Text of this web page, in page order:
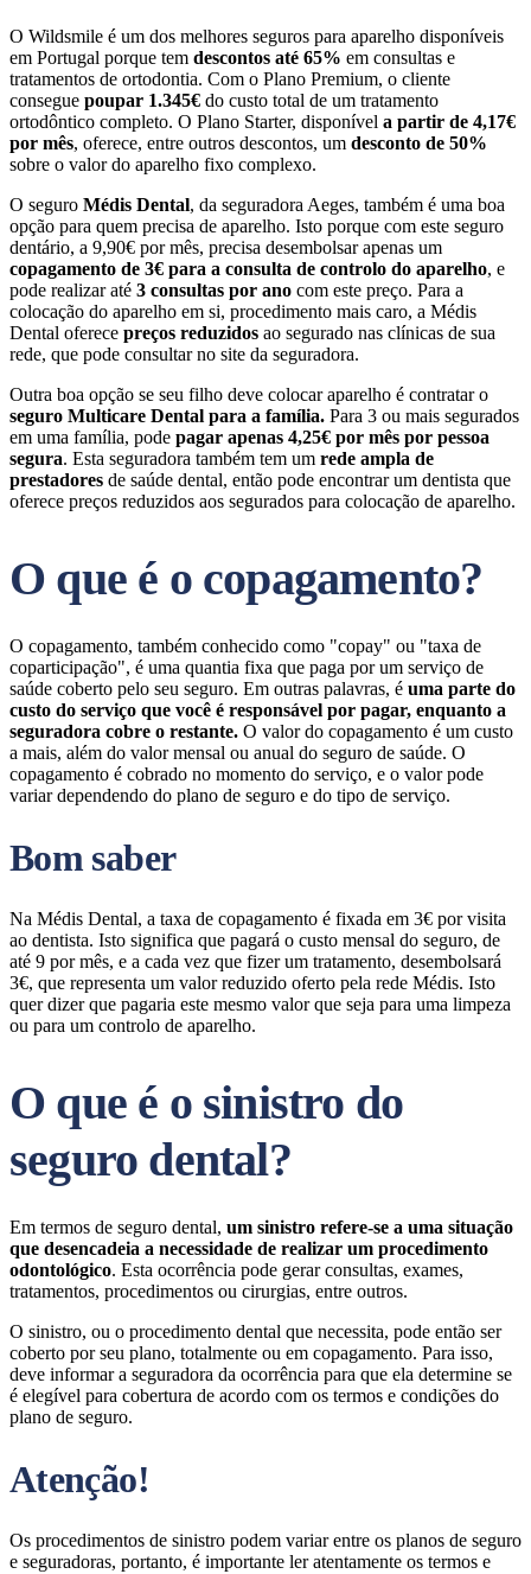
O Wildsmile é um dos melhores seguros para aparelho disponíveis
em Portugal porque tem descontos até 65% em consultas e
tratamentos de ortodontia. Com o Plano Premium, o cliente
consegue poupar 1.345€ do custo total de um tratamento
ortodôntico completo. O Plano Starter, disponível a partir de 4,17€
por mês, oferece, entre outros descontos, um desconto de 50%
sobre o valor do aparelho fixo complexo.
O seguro Médis Dental, da seguradora Aeges, também é uma boa
opção para quem precisa de aparelho. Isto porque com este seguro
dentário, a 9,90€ por mês, precisa desembolsar apenas um
copagamento de 3€ para a consulta de controlo do aparelho, e
pode realizar até 3 consultas por ano com este preço. Para a
colocação do aparelho em si, procedimento mais caro, a Médis
Dental oferece preços reduzidos ao segurado nas clínicas de sua
rede, que pode consultar no site da seguradora.
Outra boa opção se seu filho deve colocar aparelho é contratar o
seguro Multicare Dental para a família. Para 3 ou mais segurados
em uma família, pode pagar apenas 4,25€ por mês por pessoa
segura. Esta seguradora também tem um rede ampla de
prestadores de saúde dental, então pode encontrar um dentista que
oferece preços reduzidos aos segurados para colocação de aparelho.
O que é o copagamento?
O copagamento, também conhecido como "copay" ou "taxa de
coparticipação", é uma quantia fixa que paga por um serviço de
saúde coberto pelo seu seguro. Em outras palavras, é uma parte do
custo do serviço que você é responsável por pagar, enquanto a
seguradora cobre o restante. O valor do copagamento é um custo
a mais, além do valor mensal ou anual do seguro de saúde. O
copagamento é cobrado no momento do serviço, e o valor pode
variar dependendo do plano de seguro e do tipo de serviço.
Bom saber
Na Médis Dental, a taxa de copagamento é fixada em 3€ por visita
ao dentista. Isto significa que pagará o custo mensal do seguro, de
até 9 por mês, e a cada vez que fizer um tratamento, desembolsará
3€, que representa um valor reduzido oferto pela rede Médis. Isto
quer dizer que pagaria este mesmo valor que seja para uma limpeza
ou para um controlo de aparelho.
O que é o sinistro do
seguro dental?
Em termos de seguro dental, um sinistro refere-se a uma situação
que desencadeia a necessidade de realizar um procedimento
odontológico. Esta ocorrência pode gerar consultas, exames,
tratamentos, procedimentos ou cirurgias, entre outros.
O sinistro, ou o procedimento dental que necessita, pode então ser
coberto por seu plano, totalmente ou em copagamento. Para isso,
deve informar a seguradora da ocorrência para que ela determine se
é elegível para cobertura de acordo com os termos e condições do
plano de seguro.
Atenção!
Os procedimentos de sinistro podem variar entre os planos de seguro
e seguradoras, portanto, é importante ler atentamente os termos e